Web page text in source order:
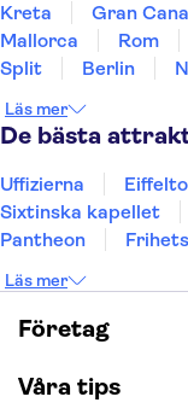
Kreta Gran
Mallorca
Rom
Split
Berlin
Uppsala
Läs mer
De bästa
Uffizierna
Sixtinska kapellet
Pantheon
Burj Khalifa
Saltgruvan i Wieliczka
London Dungeon
Läs mer
Företag
Våra tips